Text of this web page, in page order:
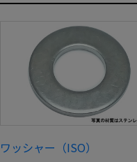
ワッシャー（ISO）